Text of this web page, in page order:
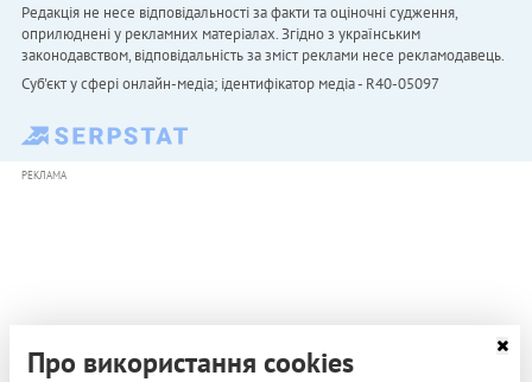
Редакція не несе відповідальності за факти та оціночні судження,
оприлюднені у рекламних матеріалах. Згідно з українським
законодавством, відповідальність за зміст реклами несе рекламодавець.
Cуб'єкт у сфері онлайн-медіа; ідентифікатор медіа - R40-05097
РЕКЛАМА
Про використання cookies